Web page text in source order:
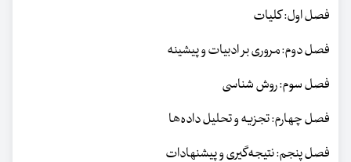
فصل اول: کلیات
فصل دوم: مروری بر ادبیات و پیشینه
فصل سوم: روش شناسی
فصل چهارم: تجزیه و تحلیل داده‌ها
فصل پنجم: نتیجه‌گیری و پیشنهادات